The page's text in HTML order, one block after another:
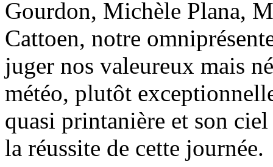
Gourdon, Michèle Plana,
Cattoen, notre
juger nos valeureux mais
météo, plutôt
quasi printanière et son
la réussite de cette journée.